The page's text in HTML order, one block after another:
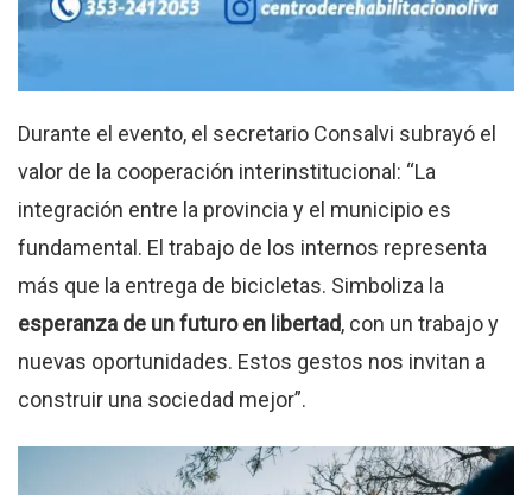
Durante el evento, el secretario Consalvi subrayó el
valor de la cooperación interinstitucional: “La
integración entre la provincia y el municipio es
fundamental. El trabajo de los internos representa
más que la entrega de bicicletas. Simboliza la
esperanza de un futuro en libertad, con un trabajo y
nuevas oportunidades. Estos gestos nos invitan a
construir una sociedad mejor”.